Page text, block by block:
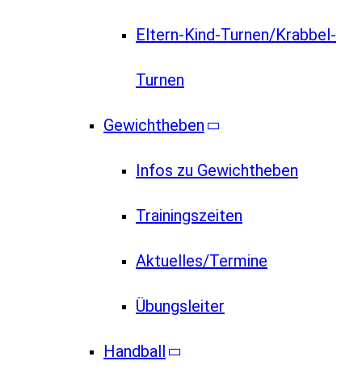
Eltern-Kind-Turnen/Krabbel-
Turnen
Gewichtheben
Infos zu Gewichtheben
Trainingszeiten
Aktuelles/Termine
Übungsleiter
Handball